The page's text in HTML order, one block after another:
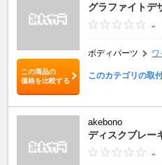
この商品の
価格を比較する
グラファイトデ
-
ボディパーツ ワ
このカテゴリの取
akebono
ディスクブレー
-